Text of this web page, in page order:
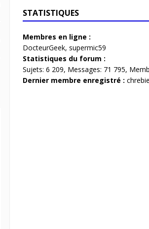
STATISTIQUES
Membres en ligne :
DocteurGeek, supermic59
Statistiques du forum :
Sujets: 6 209, Messages: 71 795,
Dernier membre enregistré : chrebie